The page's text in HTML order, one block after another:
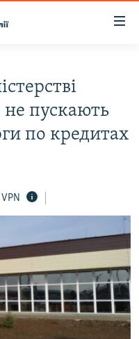
не пускають
по кредитах